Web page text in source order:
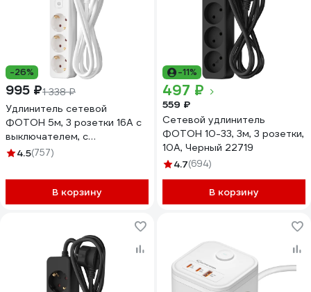
-26%
995 ₽1 338 ₽
Удлинитель сетевой
ФОТОН 5м, 3 розетки 16А с
выключателем, с
заземлением, белый 24753
4.5(757)
В корзину
-11%
497 ₽
559 ₽
Сетевой удлинитель
ФОТОН 10-33, 3м, 3 розетки,
10А, Черный 22719
4.7(694)
В корзину